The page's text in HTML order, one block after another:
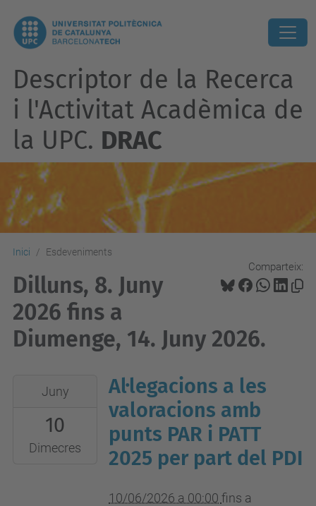
Descriptor de la Recerca
i l'Activitat Acadèmica de
la UPC. DRAC
Inici Esdeveniments
Comparteix:
Dilluns, 8. Juny
2026 fins a
Diumenge, 14. Juny 2026.
10T00:00:00+02:00
2026-
Juny
10
Dimecres
Al·legacions a les
valoracions amb
punts PAR i PATT
2025 per part del PDI
10/06/2026 a 00:00 fins a